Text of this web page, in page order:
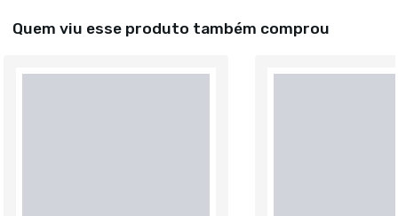
Quem viu esse produto também comprou